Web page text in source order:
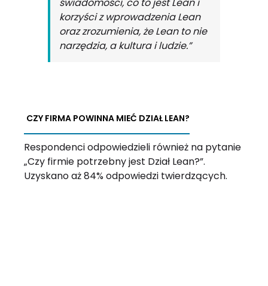
świadomości, co to jest Lean i
korzyści z wprowadzenia Lean
oraz zrozumienia, że Lean to nie
narzędzia, a kultura i ludzie.”
CZY FIRMA POWINNA MIEĆ DZIAŁ LEAN?
Respondenci odpowiedzieli również na pytanie
„Czy firmie potrzebny jest Dział Lean?”.
Uzyskano aż 84% odpowiedzi twierdzących.